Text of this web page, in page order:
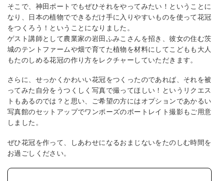
そこで、神田ポートでもぜひそれをやってみたい！ということに
なり、日本の植物でできるだけ手に入りやすいものを使って花冠
をつくろう！ということになりました。
ゲスト講師として農業家の岩田ふみこさんを招き、彼女の住む茨
城のテントファームや畑で育てた植物を材料にしてこどもも大人
もたのしめる花冠の作り方をレクチャーしていただきます。
さらに、せっかくかわいい花冠をつくったのであれば、それを被
ってみた自分をうつくしく写真で撮ってほしい！というリクエス
トもあるのでは？と思い、ご希望の方にはオプションであかるい
写真館のセットアップでワンポーズのポートレイト撮影もご用意
しました。
ぜひ花冠を作って、しあわせになるおまじないをたのしむ時間を
お過ごしください。